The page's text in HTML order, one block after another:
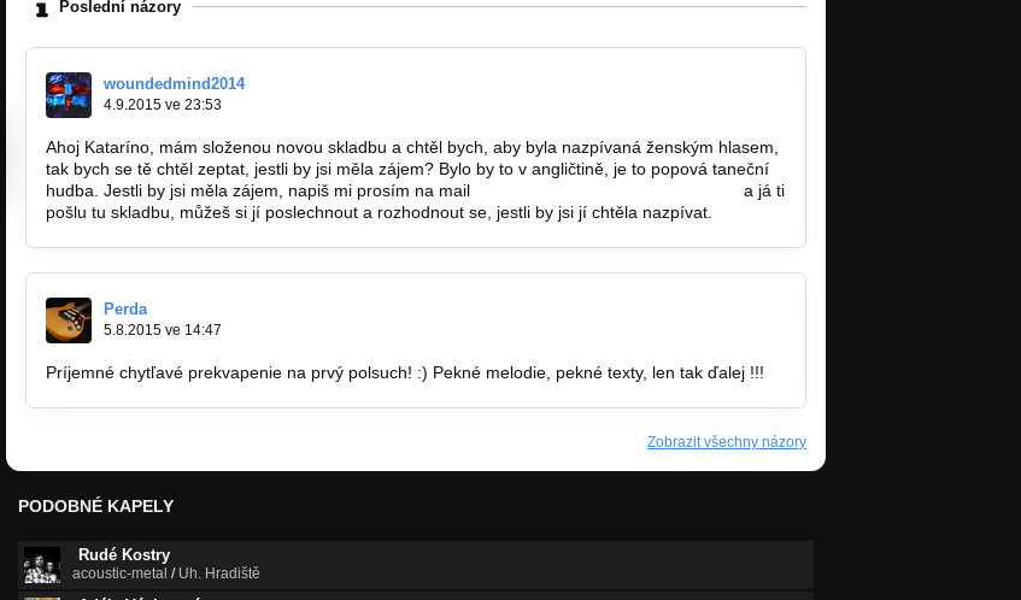
Poslední názory
woundedmind2014
4.9.2015 ve 23:53
Ahoj Kataríno, mám složenou novou skladbu a chtěl bych, aby byla nazpívaná ženským hlasem,
tak bych se tě chtěl zeptat, jestli by jsi měla zájem? Bylo by to v angličtině, je to popová taneční
hudba. Jestli by jsi měla zájem, napiš mi prosím na mail
a já ti
pošlu tu skladbu, můžeš si jí poslechnout a rozhodnout se, jestli by jsi jí chtěla nazpívat.
Perda
5.8.2015 ve 14:47
Príjemné chytľavé prekvapenie na prvý polsuch! :) Pekné melodie, pekné texty, len tak ďalej !!!
Zobrazit všechny názory
PODOBNÉ KAPELY
Rudé Kostry
acoustic-metal / Uh. Hradiště